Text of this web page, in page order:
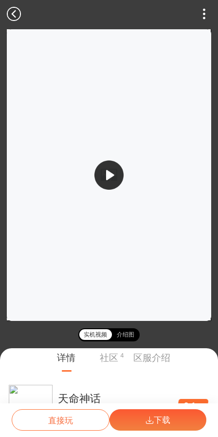
实机视频 介绍图
详情 社区 4 区服介绍
天命神话
01/26 双线50区
0.1折
直接玩 下载